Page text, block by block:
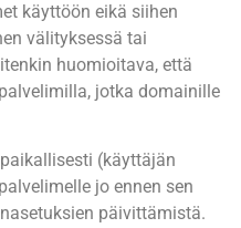
käyttöön eikä siihen
välityksessä tai
huomioitava, että
jotka domainille
(käyttäjän
jo ennen sen
päivittämistä.